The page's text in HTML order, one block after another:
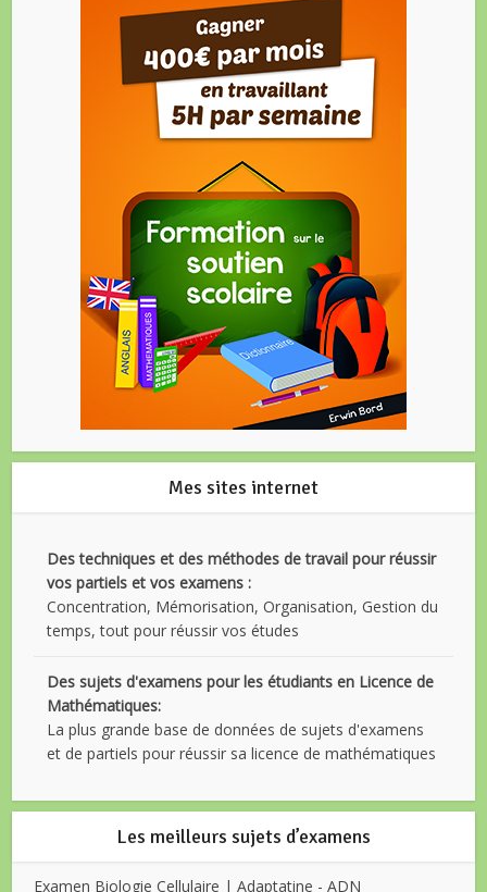
Mes sites internet
Des techniques et des méthodes de travail pour réussir
vos partiels et vos examens :
Concentration, Mémorisation, Organisation, Gestion du
temps, tout pour réussir vos études
Des sujets d'examens pour les étudiants en Licence de
Mathématiques:
La plus grande base de données de sujets d'examens
et de partiels pour réussir sa licence de mathématiques
Les meilleurs sujets d’examens
Examen Biologie Cellulaire | Adaptatine - ADN